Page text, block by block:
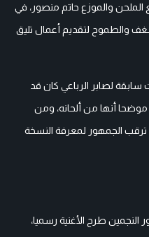
الملحن والموزع حاتم منصور، في
والطموح لتقديم أعمال تليق
سابقة لصابر الرباعي كان قد
موضحا أنها من ألحانه، ومن
الجمهور لمعرفة النسخة
طرح الأغنية رسميا،